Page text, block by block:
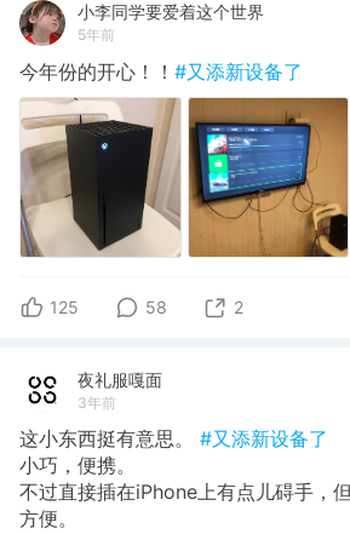
小李同学要爱着这个世界
5年前
今年份的开心！！ #又添新设备了
125 58 2
夜礼服嘎面
3年前
这小东西挺有意思。 #又添新设备了
小巧，便携。
不过直接插在iPhone上有点儿碍手，
方便。